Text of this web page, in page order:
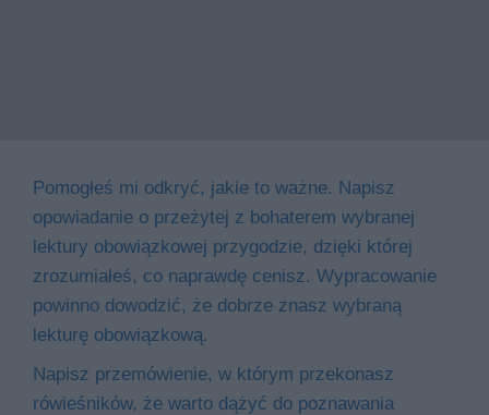
Pomogłeś mi odkryć, jakie to ważne. Napisz
opowiadanie o przeżytej z bohaterem wybranej
lektury obowiązkowej przygodzie, dzięki której
zrozumiałeś, co naprawdę cenisz. Wypracowanie
powinno dowodzić, że dobrze znasz wybraną
lekturę obowiązkową.
Napisz przemówienie, w którym przekonasz
rówieśników, że warto dążyć do poznawania